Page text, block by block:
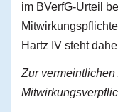
im BVerfG-Urteil
Hartz IV steht
Zur